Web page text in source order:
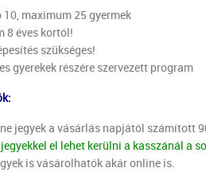
maximum 25 gyermek
éves kortól!
szükséges!
gyerekek részére szervezett program
jegyek a vásárlás napjától számított
el lehet kerülni a kasszánál a
is vásárolhatók akár online is.